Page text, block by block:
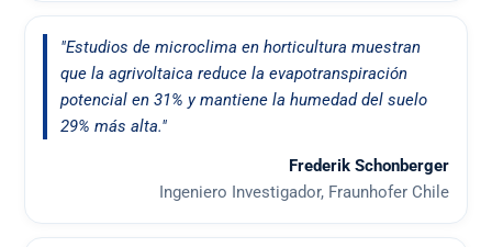
"Estudios de microclima en horticultura muestran
que la agrivoltaica reduce la evapotranspiración
potencial en 31% y mantiene la humedad del suelo
29% más alta."
Frederik Schonberger
Ingeniero Investigador, Fraunhofer Chile